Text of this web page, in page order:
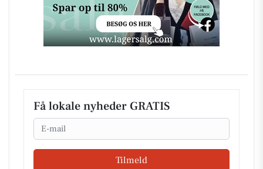
Få lokale nyheder GRATIS
Email
Tilmeld